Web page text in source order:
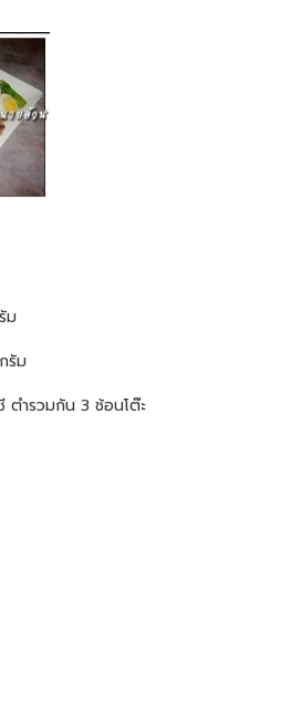
ม
รัม
ตำรวมกัน 3 ช้อนโต๊ะ